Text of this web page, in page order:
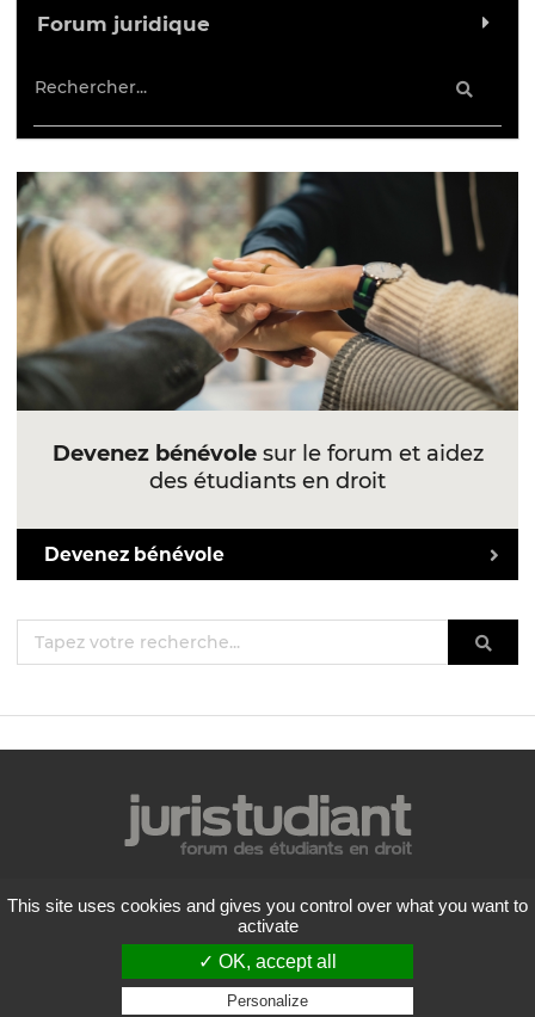
Forum juridique
Devenez bénévolesur le forum et aidez
des étudiants en droit
Devenez bénévole
Mentions légales
Politique de confidentialité
Conditions générales d'utilisation
Liste des forums
Contactez-nous
This site uses cookies and gives you control over what you want to
activate
✓ OK, accept all
Personalize